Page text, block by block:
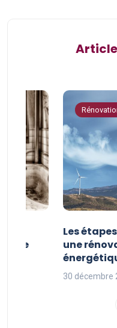
Les
une
30 décembre